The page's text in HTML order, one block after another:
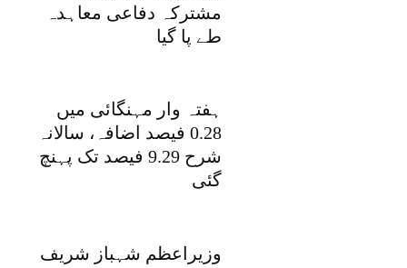
مشترکہ دفاعی معاہدہ
طے پا گیا
ہفتہ وار مہنگائی میں
0.28 فیصد اضافہ، سالانہ
شرح 9.29 فیصد تک پہنچ
گئی
وزیراعظم شہباز شریف